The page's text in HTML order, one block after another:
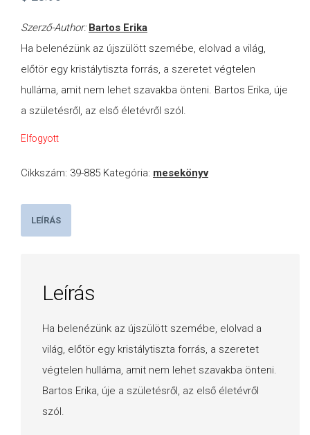
Szerző-Author: Bartos Erika
Ha belenézünk az újszülött szemébe, elolvad a világ,
előtör egy kristálytiszta forrás, a szeretet végtelen
hulláma, amit nem lehet szavakba önteni. Bartos Erika, úje
a születésről, az első életévről szól.
Elfogyott
Cikkszám: 39-885 Kategória: mesekönyv
LEÍRÁS
Leírás
Ha belenézünk az újszülött szemébe, elolvad a
világ, előtör egy kristálytiszta forrás, a szeretet
végtelen hulláma, amit nem lehet szavakba önteni.
Bartos Erika, úje a születésről, az első életévről
szól.